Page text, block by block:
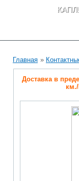
Главная »
Доставка в
км./